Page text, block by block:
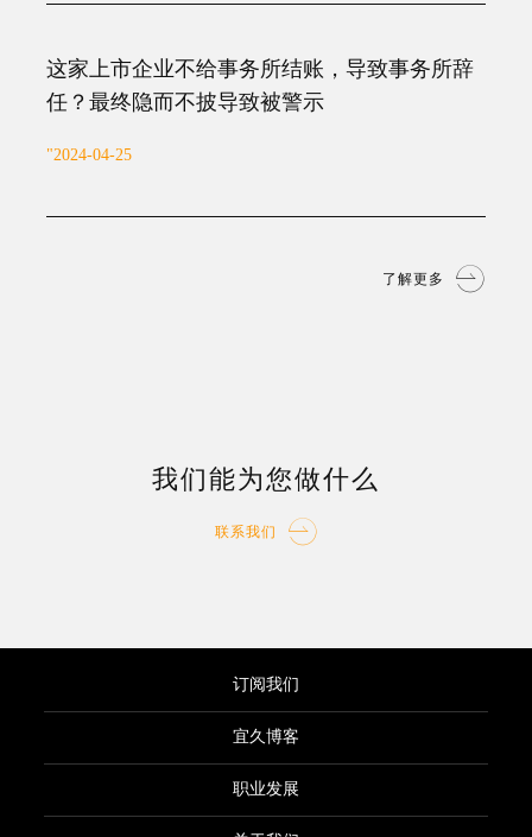
这家上市企业不给事务所结账，导致事务所辞
任？最终隐而不披导致被警示
"2024-04-25
了解更多
我们能为您做什么
联系我们
订阅我们
宜久博客
职业发展